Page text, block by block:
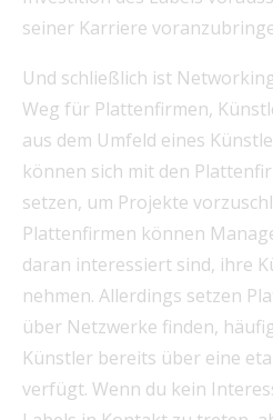
seiner Karriere
Und schließlich ist
Weg für Plattenfirmen,
aus dem Umfeld eines
können sich mit den
setzen, um Projekte
Plattenfirmen können
daran interessiert sind, ihre
nehmen. Allerdings setzen
über Netzwerke finden,
Künstler bereits über eine
verfügt. Wenn du kein